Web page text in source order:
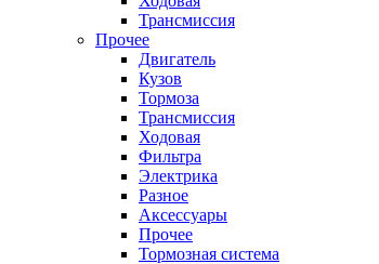
Трансмиссия
Прочее
Двигатель
Кузов
Тормоза
Трансмиссия
Ходовая
Фильтра
Электрика
Разное
Аксессуары
Прочее
Тормозная система